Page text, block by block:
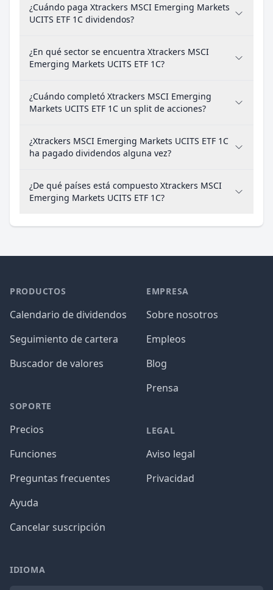
¿Cuándo paga Xtrackers MSCI Emerging Markets
UCITS ETF 1C dividendos?
¿En qué sector se encuentra Xtrackers MSCI
Emerging Markets UCITS ETF 1C?
¿Cuándo completó Xtrackers MSCI Emerging
Markets UCITS ETF 1C un split de acciones?
¿Xtrackers MSCI Emerging Markets UCITS ETF 1C
ha pagado dividendos alguna vez?
¿De qué países está compuesto Xtrackers MSCI
Emerging Markets UCITS ETF 1C?
PRODUCTOS
Calendario de dividendos
Seguimiento de cartera
Buscador de valores
SOPORTE
Precios
Funciones
Preguntas frecuentes
Ayuda
Cancelar suscripción
EMPRESA
Sobre nosotros
Empleos
Blog
Prensa
LEGAL
Aviso legal
Privacidad
IDIOMA